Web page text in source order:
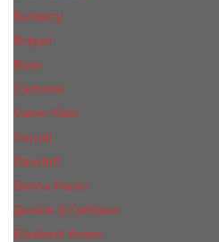
Burberry
Bvlgari
Boss
Cacharel
Calvin Klein
Cerruti
Davidoff
Donna Karan
Дольче & Габбана
Elizabeth Arden